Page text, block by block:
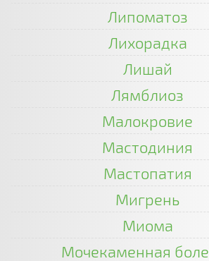
Липоматоз
Лихорадка
Лишай
Лямблиоз
Малокровие
Мастодиния
Мастопатия
Мигрень
Миома
Мочекаменная